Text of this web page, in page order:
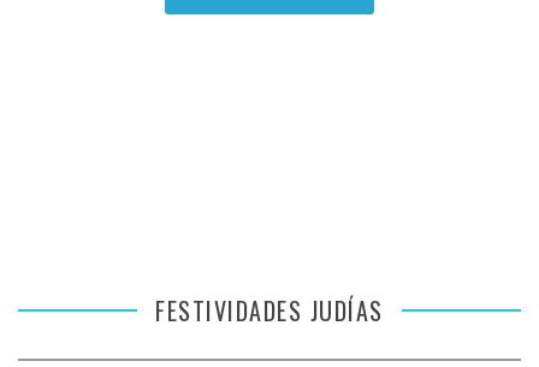
FESTIVIDADES JUDÍAS